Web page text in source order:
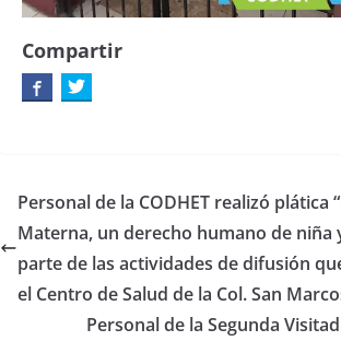
Compartir
Personal de la CODHET realizó plática
Materna, un derecho humano de niña
parte de las actividades de difusión
el Centro de Salud de la Col. San
Personal de la Segunda